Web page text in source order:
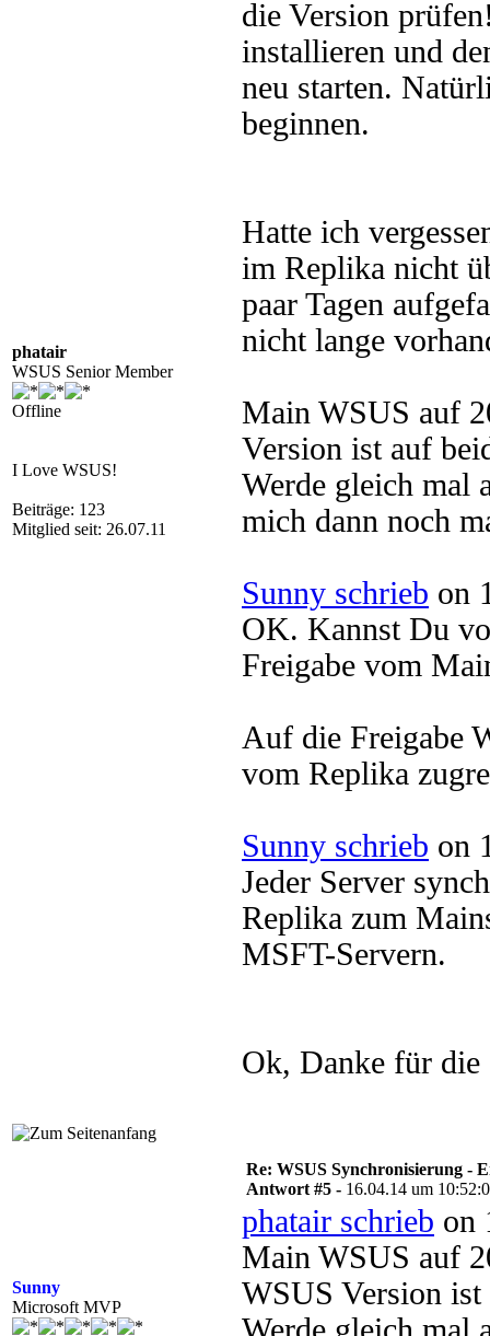
phatair
WSUS Senior Member
Offline
I Love WSUS!
Beiträge: 123
Mitglied seit: 26.07.11
die Version
installieren und
neu starten.
beginnen.
Hatte ich
im Replika nicht
paar Tagen
nicht lange
Main WSUS auf
Version ist auf
Werde gleich mal
mich dann noch
Sunny schrieb on
OK. Kannst Du
Freigabe vom
Auf die Freigabe
vom Replika
Sunny schrieb on
Jeder Server
Replika zum
MSFT-Servern.
Ok, Danke für
Sunny
Microsoft MVP
Re: WSUS Synchronisierung -
Antwort #5 - 16.04.14 um
phatair schrieb on
Main WSUS auf
WSUS Version